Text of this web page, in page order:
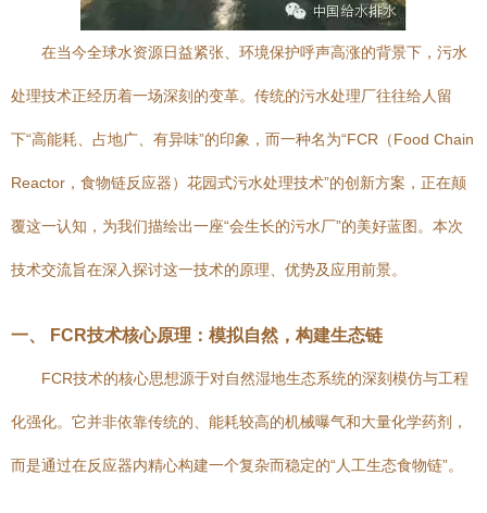
在当今全球水资源日益紧张、环境保护呼声高涨的背景下，污水
处理技术正经历着一场深刻的变革。传统的污水处理厂往往给人留
下“高能耗、占地广、有异味”的印象，而一种名为“FCR（Food Chain
Reactor，食物链反应器）花园式污水处理技术”的创新方案，正在颠
覆这一认知，为我们描绘出一座“会生长的污水厂”的美好蓝图。本次
技术交流旨在深入探讨这一技术的原理、优势及应用前景。
一、 FCR技术核心原理：模拟自然，构建生态链
FCR技术的核心思想源于对自然湿地生态系统的深刻模仿与工程
化强化。它并非依靠传统的、能耗较高的机械曝气和大量化学药剂，
而是通过在反应器内精心构建一个复杂而稳定的“人工生态食物链”。